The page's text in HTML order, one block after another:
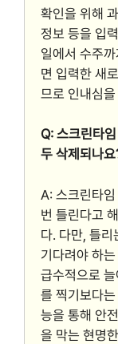
확인을 위해
정보 등을 입
일에서 수주
면 입력한 새
므로 인내심
Q: 스크린타
두 삭제되나요
A: 스크린타
번 틀린다고
다. 다만, 틀리
기다려야 하
급수적으로
를 찍기보다
능을 통해 안
을 막는 현명